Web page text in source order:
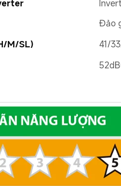
Đảo
M/SL)
41/